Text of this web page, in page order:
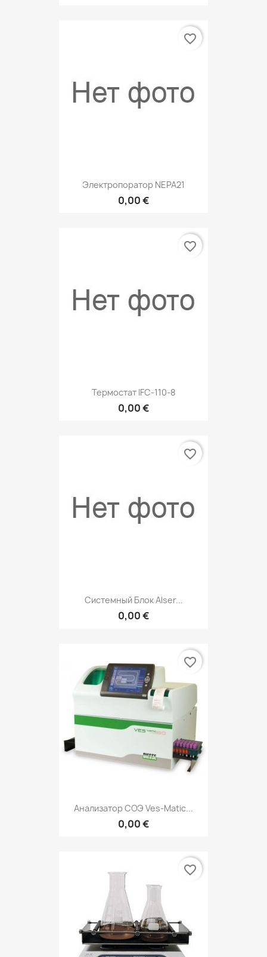
Электропоратор NEPA21
0,00 €
favorite_border
Термостат IFC-110-8
0,00 €
favorite_border
Системный Блок Alser...
0,00 €
favorite_border
Анализатор СОЭ Ves-Matic...
0,00 €
favorite_border
favorite_border